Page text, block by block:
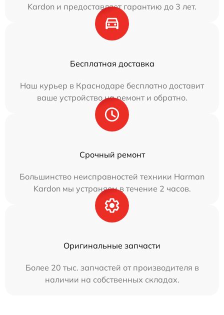
Kardon и предоставляет гарантию до 3 лет.
Бесплатная доставка
Наш курьер в Краснодаре бесплатно доставит
ваше устройство на ремонт и обратно.
Срочный ремонт
Большинство неисправностей техники Harman
Kardon мы устраняем в течение 2 часов.
Оригинальные запчасти
Более 20 тыс. запчастей от производителя в
наличии на собственных складах.